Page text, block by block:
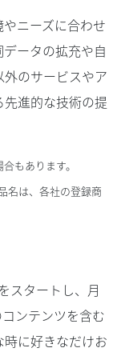
ニーズに合わせ
ータの拡充や自
のサービスやア
進的な技術の提
もあります。
名は、各社の登録商
スタートし、月
ンテンツを含む
に好きなだけお